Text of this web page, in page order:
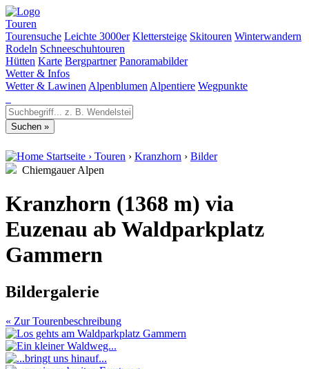
Touren
Tourensuche Leichte 3000er Klettersteige Skitouren Winterwandern
Rodeln Schneeschuhtouren
Hütten Karte Bergpartner Panoramabilder
Wetter & Infos
Wetter & Lawinen Alpenblumen Alpentiere Wegpunkte
Startseite › Touren › Kranzhorn › Bilder
Chiemgauer Alpen
Kranzhorn (1368 m) via
Euzenau ab Waldparkplatz
Gammern
Bildergalerie
« Zur Tourenbeschreibung